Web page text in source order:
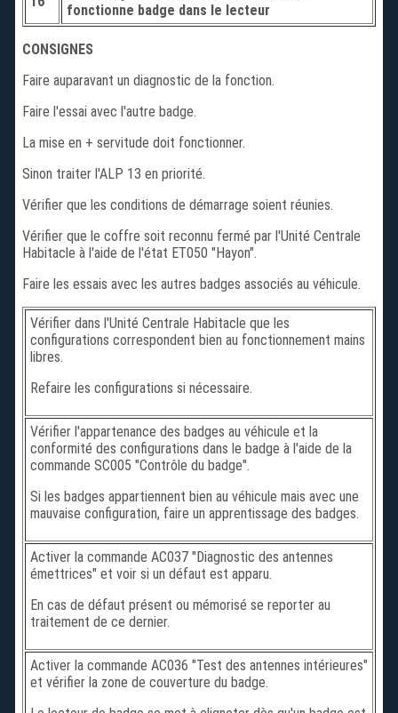
fonctionne badge dans le lecteur
CONSIGNES
Faire auparavant un diagnostic de la fonction.
Faire l'essai avec l'autre badge.
La mise en + servitude doit fonctionner.
Sinon traiter l'ALP 13 en priorité.
Vérifier que les conditions de démarrage soient réunies.
Vérifier que le coffre soit reconnu fermé par l'Unité Centrale
Habitacle à l'aide de l'état ET050 "Hayon".
Faire les essais avec les autres badges associés au véhicule.
Vérifier dans l'Unité Centrale Habitacle que les
configurations correspondent bien au fonctionnement mains
libres.
Refaire les configurations si nécessaire.
Vérifier l'appartenance des badges au véhicule et la
conformité des configurations dans le badge à l'aide de la
commande SC005 "Contrôle du badge".
Si les badges appartiennent bien au véhicule mais avec une
mauvaise configuration, faire un apprentissage des badges.
Activer la commande AC037 "Diagnostic des antennes
émettrices" et voir si un défaut est apparu.
En cas de défaut présent ou mémorisé se reporter au
traitement de ce dernier.
Activer la commande AC036 "Test des antennes intérieures"
et vérifier la zone de couverture du badge.